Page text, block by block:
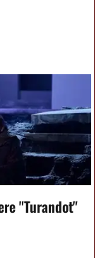
"Turandot"